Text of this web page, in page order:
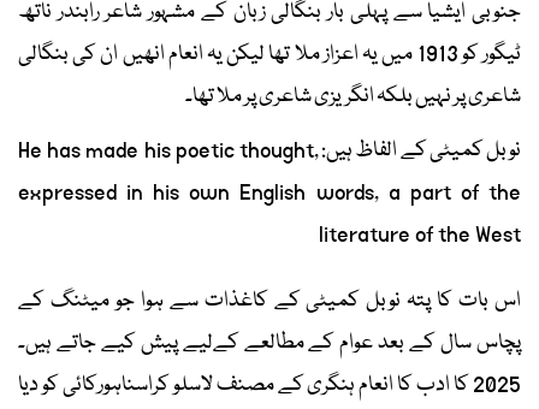
جنوبی ایشیا سے پہلی بار بنگالی زبان کے مشہور شاعر رابندر ناتھ
ٹیگور کو 1913 میں یہ اعزاز ملا تھا لیکن یہ انعام انھیں ان کی بنگالی
شاعری پر نہیں بلکہ انگریزی شاعری پر ملا تھا۔
نوبل کمیٹی کے الفاظ ہیں: He has made his poetic thought,
expressed in his own English words, a part of the
literature of the West
اس بات کا پتہ نوبل کمیٹی کے کاغذات سے ہوا جو میٹنگ کے
پچاس سال کے بعد عوام کے مطالعے کےلیے پیش کیے جاتے ہیں۔
2025 کا ادب کا انعام ہنگری کے مصنف لاسلو کراسناہورکائی کو دیا